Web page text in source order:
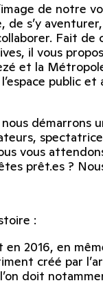
de notre
de s’y
Fait
il vous
et la
public
démarrons
vous
prêt.es ?
:
en 2016, en
créé par
doit